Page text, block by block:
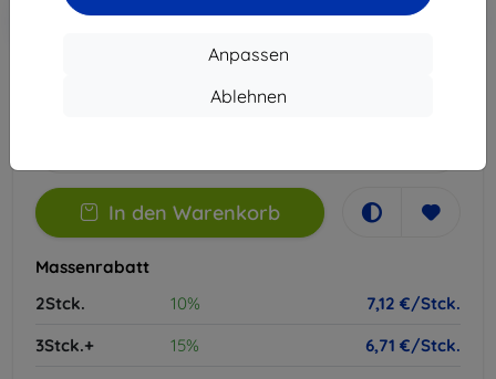
Anpassen
Ablehnen
-10%
In den Warenkorb
Massenrabatt
2Stck.
10%
7,12 €/Stck.
3Stck.+
15% 6,71 €/Stck.